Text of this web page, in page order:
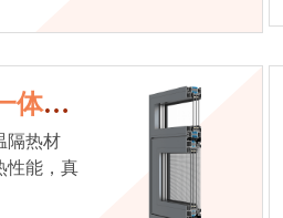
体系
隔热材
性能，真